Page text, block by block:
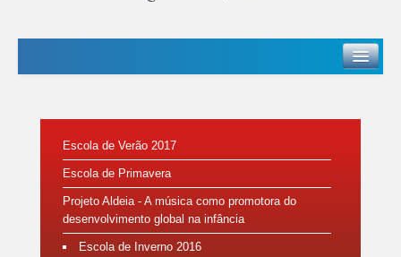
OFERTA EDUCATIVA
SERVIÇOS
INSCRIÇÕES
NOTÍCIAS
Escola de Verão 2017
Escola de Primavera
Projeto Aldeia - A música como promotora do
desenvolvimento global na infância
Escola de Inverno 2016